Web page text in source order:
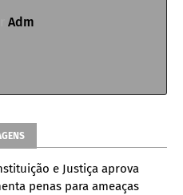
Adm
e Justiça aprova
penas para ameaças